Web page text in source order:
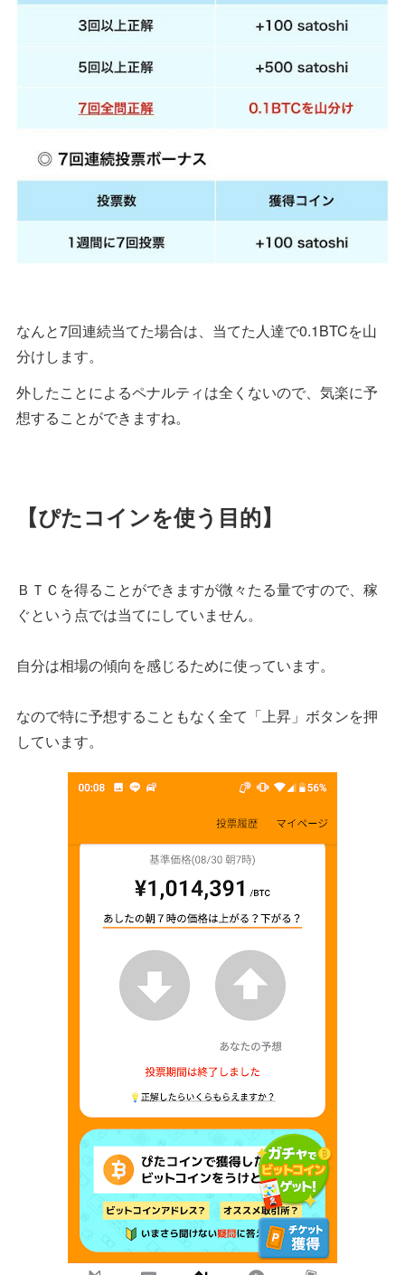
なんと7回連続当てた場合は、当てた人達で0.1BTCを山
分けします。
外したことによるペナルティは全くないので、気楽に予
想することができますね。
【ぴたコインを使う目的】
ＢＴＣを得ることができますが微々たる量ですので、稼
ぐという点では当てにしていません。
自分は相場の傾向を感じるために使っています。
なので特に予想することもなく全て「上昇」ボタンを押
しています。